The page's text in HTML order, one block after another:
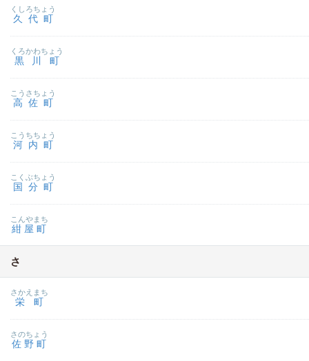
久代町
くしろちょう
黒川町
くろかわちょう
高佐町
こうさちょう
河内町
こうちちょう
国分町
こくぶちょう
紺屋町
こんやまち
さ
栄町
さかえまち
佐野町
さのちょう